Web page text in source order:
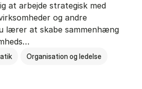
at arbejde strategisk med
og andre
lærer at skabe sammenhæng
Organisation og ledelse